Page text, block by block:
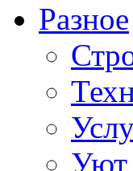
Разное
Уют